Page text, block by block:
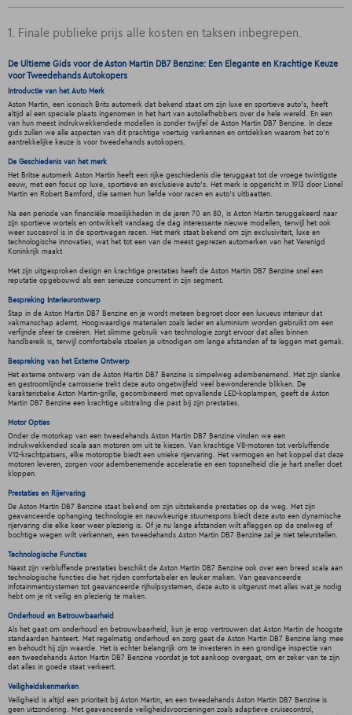
1. Finale publieke prijs alle kosten en taksen inbegrepen.
De Ultieme Gids voor de Aston Martin DB7 Benzine: Een Elegante en Krachtige Keuze
voor Tweedehands Autokopers
Introductie van het Auto Merk
Aston Martin, een iconisch Brits automerk dat bekend staat om zijn luxe en sportieve auto's, heeft
altijd al een speciale plaats ingenomen in het hart van autoliefhebbers over de hele wereld. En een
van hun meest indrukwekkendede modellen is zonder twijfel de Aston Martin DB7 Benzine. In deze
gids zullen we alle aspecten van dit prachtige voertuig verkennen en ontdekken waarom het zo'n
aantrekkelijke keuze is voor tweedehands autokopers.
De Geschiedenis van het merk
Het Britse automerk Aston Martin heeft een rijke geschiedenis die teruggaat tot de vroege twintigste
eeuw, met een focus op luxe, sportieve en exclusieve auto's. Het merk is opgericht in 1913 door Lionel
Martin en Robert Bamford, die samen hun liefde voor racen en auto's uitbaatten.
Na een periode van financiële moeilijkheden in de jaren 70 en 80, is Aston Martin teruggekeerd naar
zijn sportieve wortels en ontwikkelt vandaag de dag interessante nieuwe modellen, terwijl het ook
weer succesvol is in de sportwagen racen. Het merk staat bekend om zijn exclusiviteit, luxe en
technologische innovaties, wat het tot een van de meest geprezen automerken van het Verenigd
Koninkrijk maakt
Met zijn uitgesproken design en krachtige prestaties heeft de Aston Martin DB7 Benzine snel een
reputatie opgebouwd als een serieuze concurrent in zijn segment.
Bespreking Interieurontwerp
Stap in de Aston Martin DB7 Benzine en je wordt meteen begroet door een luxueus interieur dat
vakmanschap ademt. Hoogwaardige materialen zoals leder en aluminium worden gebruikt om een
verfijnde sfeer te creëren. Het slimme gebruik van technologie zorgt ervoor dat alles binnen
handbereik is, terwijl comfortabele stoelen je uitnodigen om lange afstanden af te leggen met gemak.
Bespreking van het Externe Ontwerp
Het externe ontwerp van de Aston Martin DB7 Benzine is simpelweg adembenemend. Met zijn slanke
en gestroomlijnde carrosserie trekt deze auto ongetwijfeld veel bewonderende blikken. De
karakteristieke Aston Martin-grille, gecombineerd met opvallende LED-koplampen, geeft de Aston
Martin DB7 Benzine een krachtige uitstraling die past bij zijn prestaties.
Motor Opties
Onder de motorkap van een tweedehands Aston Martin DB7 Benzine vinden we een
indrukwekkended scala aan motoren om uit te kiezen. Van krachtige V8-motoren tot verbluffende
V12-krachtpatsers, elke motoroptie biedt een unieke rijervaring. Het vermogen en het koppel dat deze
motoren leveren, zorgen voor adembenemende acceleratie en een topsnelheid die je hart sneller doet
kloppen.
Prestaties en Rijervaring
De Aston Martin DB7 Benzine staat bekend om zijn uitstekende prestaties op de weg. Met zijn
geavanceerde ophanging technologie en nauwkeurige stuurrespons biedt deze auto een dynamische
rijervaring die elke keer weer plezierig is. Of je nu lange afstanden wilt afleggen op de snelweg of
bochtige wegen wilt verkennen, een tweedehands Aston Martin DB7 Benzine zal je niet teleurstellen.
Technologische Functies
Naast zijn verbluffende prestaties beschikt de Aston Martin DB7 Benzine ook over een breed scala aan
technologische functies die het rijden comfortabeler en leuker maken. Van geavanceerde
infotainmentsystemen tot geavanceerde rijhulpsystemen, deze auto is uitgerust met alles wat je nodig
hebt om je rit veilig en plezierig te maken.
Onderhoud en Betrouwbaarheid
Als het gaat om onderhoud en betrouwbaarheid, kun je erop vertrouwen dat Aston Martin de hoogste
standaarden hanteert. Met regelmatig onderhoud en zorg gaat de Aston Martin DB7 Benzine lang mee
en behoudt hij zijn waarde. Het is echter belangrijk om te investeren in een grondige inspectie van
een tweedehands Aston Martin DB7 Benzine voordat je tot aankoop overgaat, om er zeker van te zijn
dat alles in goede staat verkeert.
Veiligheidskenmerken
Veiligheid is altijd een prioriteit bij Aston Martin, en een tweedehands Aston Martin DB7 Benzine is
geen uitzondering. Met geavanceerde veiligheidsvoorzieningen zoals adaptieve cruisecontrol,